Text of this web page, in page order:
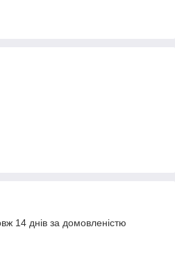
14 днів за домовленістю